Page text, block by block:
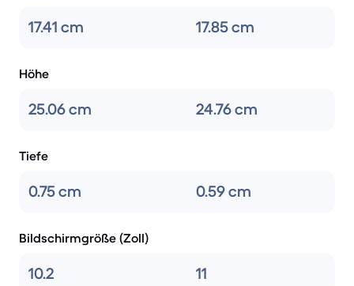
17.41 cm 17.85 cm
Höhe
25.06 cm 24.76 cm
Tiefe
0.75 cm 0.59 cm
Bildschirmgröße (Zoll)
10.2 11